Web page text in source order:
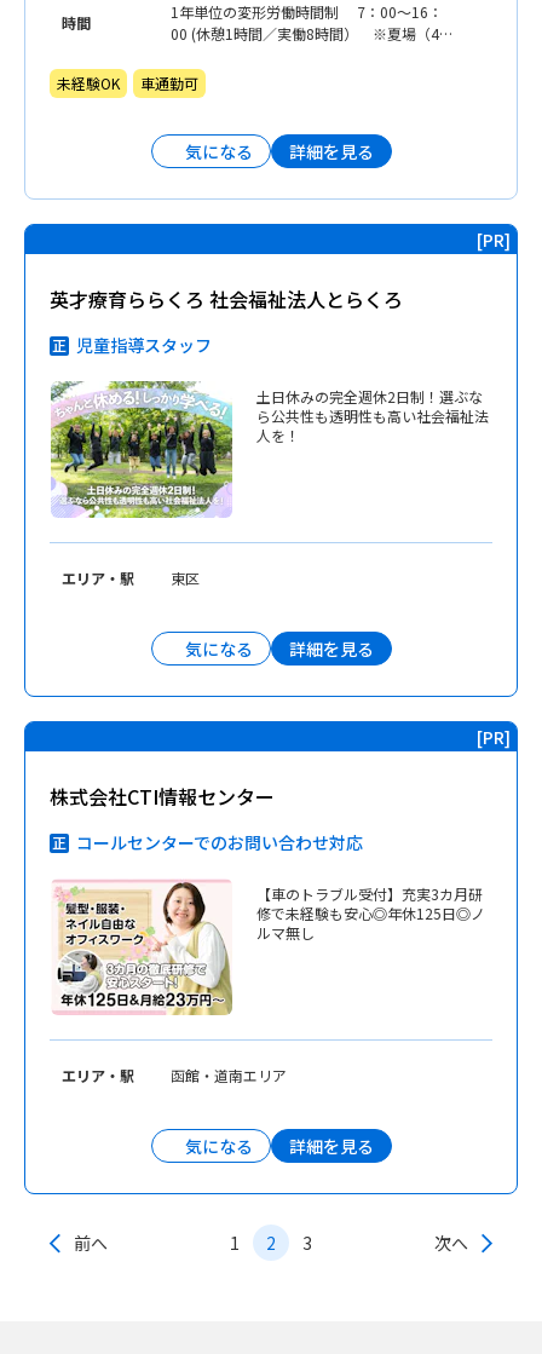
時間
1年単位の変形労働時間制 7：00〜16：
00 (休憩1時間／実働8時間） ※夏場（4
未経験OK
車通勤可
気になる 詳細を見る
英才療育ららくろ 社会福祉法人とらくろ
児童指導スタッフ
土日休みの完全週休2日制！選ぶな
ら公共性も透明性も高い社会福祉法
人を！
エリア・駅 東区
気になる 詳細を見る
株式会社CTI情報センター
コールセンターでのお問い合わせ対応
【車のトラブル受付】充実3カ月研
修で未経験も安心◎年休125日◎ノ
ルマ無し
エリア・駅 函館・道南エリア
気になる 詳細を見る
前へ 1 2 3 次へ